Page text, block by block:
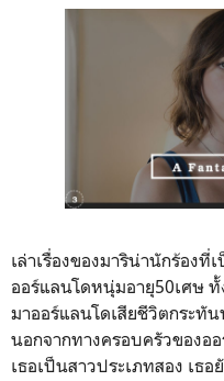
เล่าเรื่องของมาริน่านักร้องที่
ออร์แลนโดหนุ่มอายุ50เศษ
มาออร์แลนโดเสียชีวิตกระทั
นอกจากทางครอบครัวของอ
เธอเป็นสาวประเภทสอง เธ